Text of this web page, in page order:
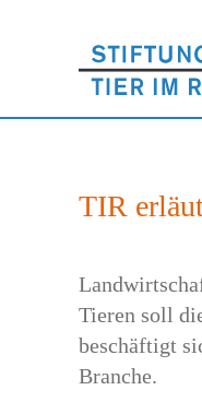
TIR
Tieren soll
beschäftigt
Branche.